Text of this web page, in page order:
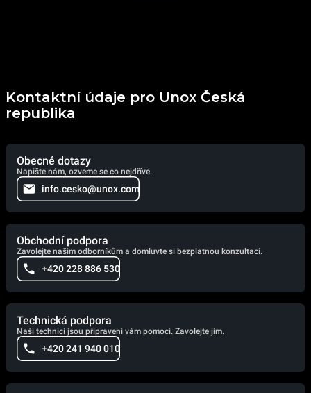
Kontaktní údaje pro Unox Česká
republika
Obecné dotazy
Napište nám, ozveme se co nejdříve.
info.cesko@unox.com
Obchodní podpora
Zavolejte našim odborníkům a domluvte si bezplatnou konzultaci.
+420 228 886 530
Technická podpora
Naši technici jsou připraveni vám pomoci. Zavolejte jim.
+420 241 940 010